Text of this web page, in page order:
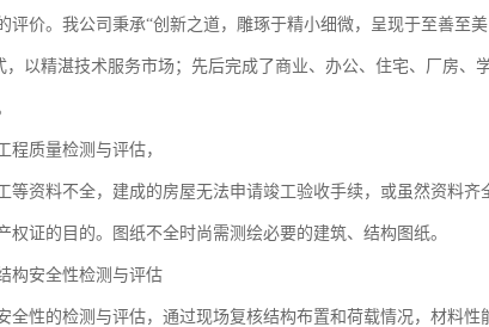
评价。我公司秉承“创新之道，雕琢于精小细微，呈现于至善至
，以精湛技术服务市场；先后完成了商业、办公、住宅、厂房
程质量检测与评估，
等资料不全，建成的房屋无法申请竣工验收手续，或虽然资料
权证的目的。图纸不全时尚需测绘必要的建筑、结构图纸。
构安全性检测与评估
全性的检测与评估，通过现场复核结构布置和荷载情况，材料